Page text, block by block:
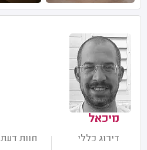
מיכאל
דירוג כללי חוות דעת